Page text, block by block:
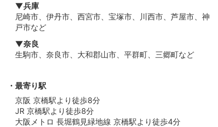
▼兵庫
尼崎市、伊丹市、西宮市、宝塚市、川西市、芦屋市、神
戸市など
▼奈良
生駒市、奈良市、大和郡山市、平群町、三郷町など
最寄り駅
京阪 京橋駅より徒歩8分
JR 京橋駅より徒歩8分
大阪メトロ 長堀鶴見緑地線 京橋駅より徒歩4分